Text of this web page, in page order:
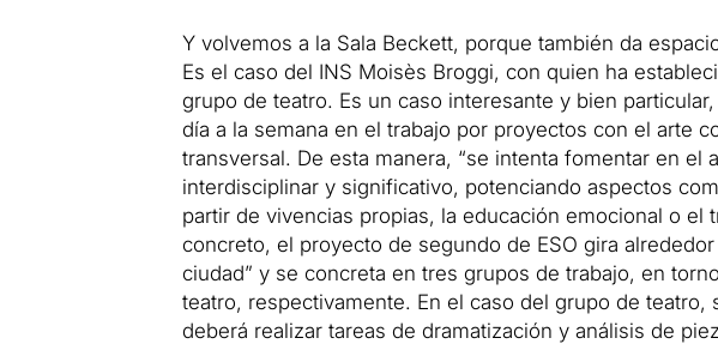
Y volvemos a la Sala Beckett, porque también da
Es el caso del INS Moisès Broggi, con quien ha
grupo de teatro. Es un caso interesante y bien
día a la semana en el trabajo por proyectos con el arte
transversal. De esta manera, “se intenta fomentar en el
interdisciplinar y significativo, potenciando aspectos
partir de vivencias propias, la educación emocional o el
concreto, el proyecto de segundo de ESO gira
ciudad” y se concreta en tres grupos de trabajo, en
teatro, respectivamente. En el caso del grupo de teatro,
deberá realizar tareas de dramatización y análisis de